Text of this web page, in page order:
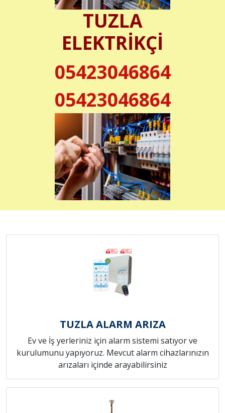
TUZLA
ELEKTRİKÇİ
05423046864
05423046864
TUZLA ALARM ARIZA
Ev ve İş yerleriniz için alarm sistemi satıyor ve
kurulumunu yapıyoruz. Mevcut alarm cihazlarınızın
arızaları içinde arayabilirsiniz